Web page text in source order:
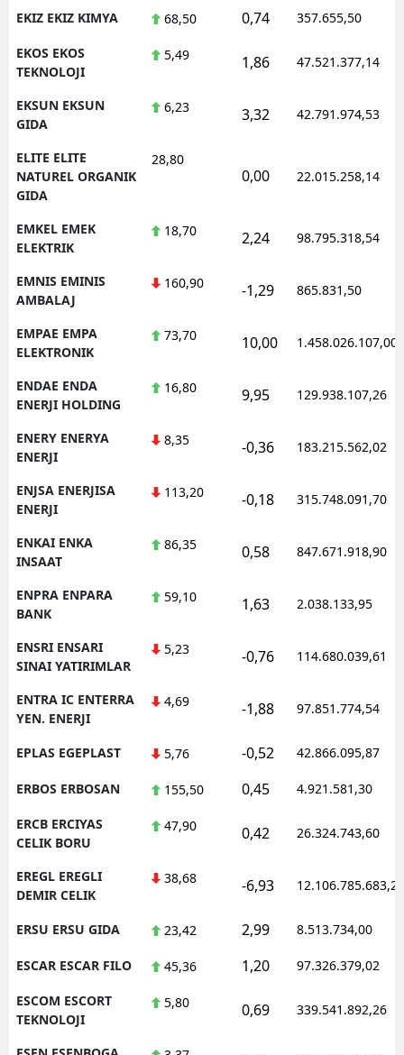
EKIZ EKIZ KIMYA 68,50 0,74 357.655,50
EKOS EKOS
TEKNOLOJI
5,49 1,86 47.521.377,14
EKSUN EKSUN
GIDA
6,23 3,32 42.791.974,53
ELITE ELITE
NATUREL ORGANIK
GIDA
28,80
0,00 22.015.258,14
EMKEL EMEK
ELEKTRIK
18,70 2,24 98.795.318,54
EMNIS EMINIS
AMBALAJ
160,90 -1,29 865.831,50
EMPAE EMPA
ELEKTRONIK
73,70 10,00 1.458.026.107,00
ENDAE ENDA
ENERJI HOLDING
16,80 9,95 129.938.107,26
ENERY ENERYA
ENERJI
8,35 -0,36 183.215.562,02
ENJSA ENERJISA
ENERJI
113,20 -0,18 315.748.091,70
ENKAI ENKA
INSAAT
86,35 0,58 847.671.918,90
ENPRA ENPARA
BANK
59,10 1,63 2.038.133,95
ENSRI ENSARI
SINAI YATIRIMLAR
5,23 -0,76 114.680.039,61
ENTRA IC ENTERRA
YEN. ENERJI
4,69 -1,88 97.851.774,54
EPLAS EGEPLAST 5,76 -0,52 42.866.095,87
ERBOS ERBOSAN 155,50 0,45 4.921.581,30
ERCB ERCIYAS
CELIK BORU
47,90 0,42 26.324.743,60
EREGL EREGLI
DEMIR CELIK
38,68 -6,93 12.106.785.683,20
ERSU ERSU GIDA 23,42 2,99 8.513.734,00
ESCAR ESCAR FILO 45,36 1,20 97.326.379,02
ESCOM ESCORT
TEKNOLOJI
5,80 0,69 339.541.892,26